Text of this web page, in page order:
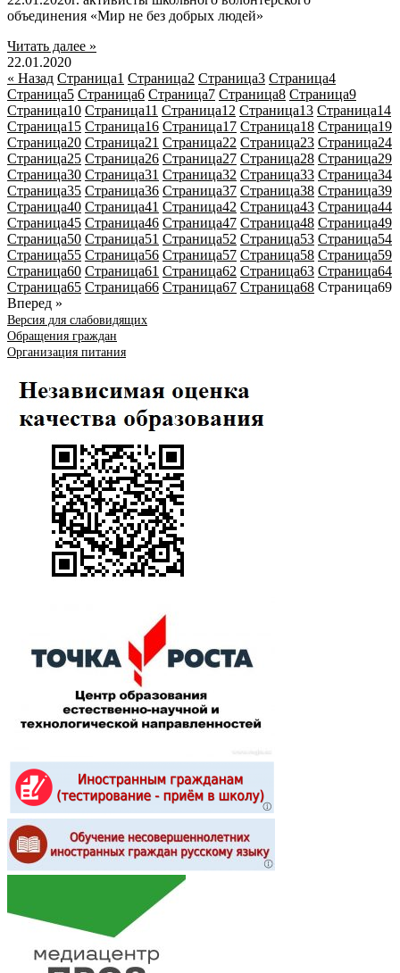
объединения «Мир не без добрых людей»
Читать далее »
22.01.2020
« Назад Страница1 Страница2 Страница3 Страница4
Страница5 Страница6 Страница7 Страница8 Страница9
Страница10 Страница11 Страница12 Страница13 Страница14
Страница15 Страница16 Страница17 Страница18 Страница19
Страница20 Страница21 Страница22 Страница23 Страница24
Страница25 Страница26 Страница27 Страница28 Страница29
Страница30 Страница31 Страница32 Страница33 Страница34
Страница35 Страница36 Страница37 Страница38 Страница39
Страница40 Страница41 Страница42 Страница43 Страница44
Страница45 Страница46 Страница47 Страница48 Страница49
Страница50 Страница51 Страница52 Страница53 Страница54
Страница55 Страница56 Страница57 Страница58 Страница59
Страница60 Страница61 Страница62 Страница63 Страница64
Страница65 Страница66 Страница67 Страница68 Страница69
Вперед »
Версия для слабовидящих
Обращения граждан
Организация питания